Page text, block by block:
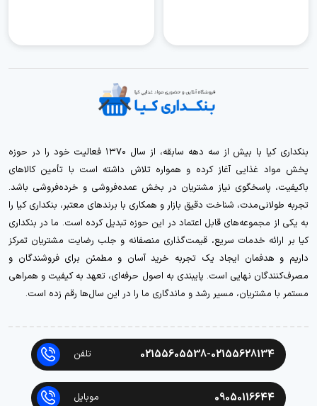
بنکداری کیا با بیش از سه دهه سابقه، از سال ۱۳۷۰ فعالیت خود را در حوزه
پخش مواد غذایی آغاز کرده و همواره تلاش داشته است با تأمین کالاهای
باکیفیت، پاسخگوی نیاز مشتریان در بخش عمده‌فروشی و خرده‌فروشی باشد.
تجربه طولانی‌مدت، شناخت دقیق بازار و همکاری با برندهای معتبر، بنکداری کیا را
به یکی از مجموعه‌های قابل اعتماد در این حوزه تبدیل کرده است. ما در بنکداری
کیا بر ارائه خدمات سریع، قیمت‌گذاری منصفانه و جلب رضایت مشتریان تمرکز
داریم و هدفمان ایجاد یک تجربه خرید آسان و مطمئن برای فروشندگان و
مصرف‌کنندگان نهایی است. پایبندی به اصول حرفه‌ای، تعهد به کیفیت و همراهی
مستمر با مشتریان، مسیر رشد و ماندگاری ما را در این سال‌ها رقم زده است.
02155605538-02155628134 تلفن
09050116644 موبایل